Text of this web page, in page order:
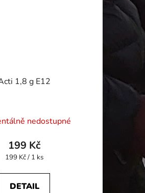
1,8 g E12
nedostupné
199 Kč
Měrná
199 Kč / 1 ks
DETAIL